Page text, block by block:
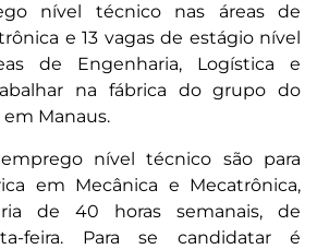
nível técnico nas áreas de
e 13 vagas de estágio nível
de Engenharia, Logística e
na fábrica do grupo do
Manaus.
nível técnico são para
em Mecânica e Mecatrônica,
de 40 horas semanais, de
feira. Para se candidatar é